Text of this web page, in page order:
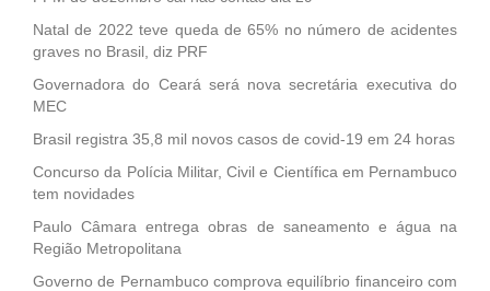
Natal de 2022 teve queda de 65% no número de acidentes
graves no Brasil, diz PRF
Governadora do Ceará será nova secretária executiva do
MEC
Brasil registra 35,8 mil novos casos de covid-19 em 24 horas
Concurso da Polícia Militar, Civil e Científica em Pernambuco
tem novidades
Paulo Câmara entrega obras de saneamento e água na
Região Metropolitana
Governo de Pernambuco comprova equilíbrio financeiro com